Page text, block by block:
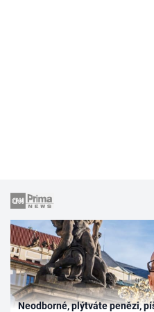
Neodborné, plýtváte penězi,